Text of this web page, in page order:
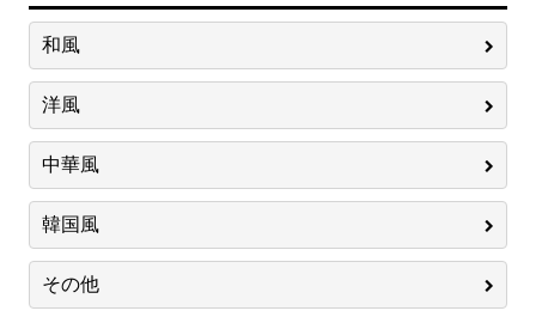
和風
洋風
中華風
韓国風
その他